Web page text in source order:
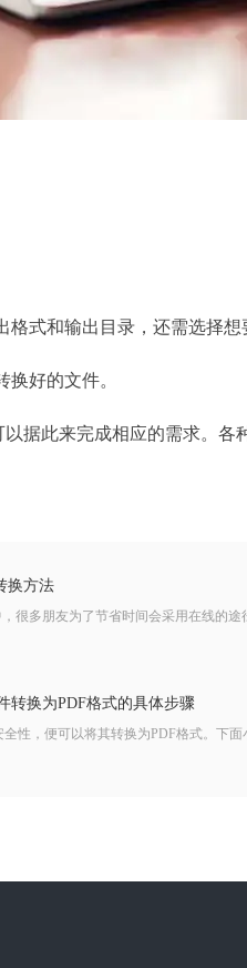
式和输出目录，还需选择想
好的文件。
以据此来完成相应的需求。各
换方法
很多朋友为了节省时间会采用在线的途
转换为PDF格式的具体步骤
性，便可以将其转换为PDF格式。下面